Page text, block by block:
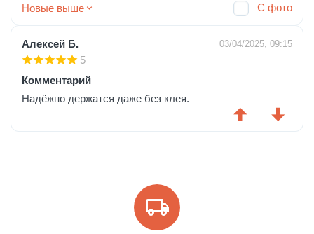
Новые выше С фото
Алексей Б. 03/04/2025, 09:15
5
Комментарий
Надёжно держатся даже без клея.